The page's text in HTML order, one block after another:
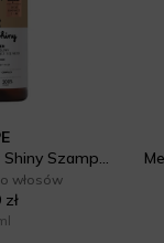
Daily Heroes Super Shiny Szampon do włosów z lnem
włosów